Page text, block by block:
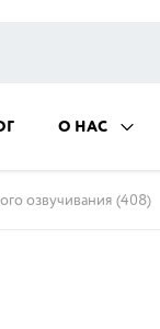
О НАС
озвучивания (408)